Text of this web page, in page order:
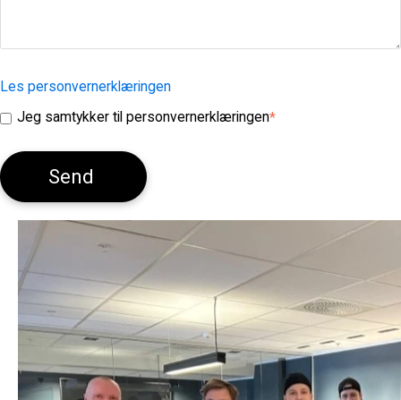
Les personvernerklæringen
Jeg samtykker til personvernerklæringen*